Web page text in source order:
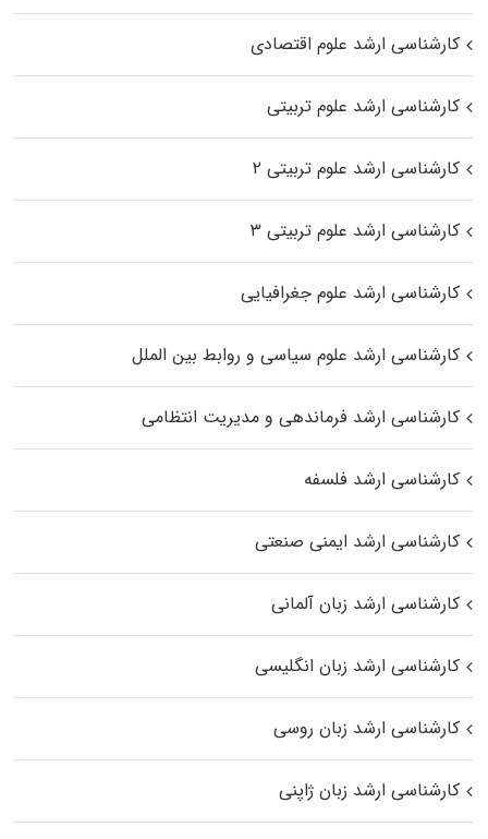
کارشناسی ارشد علوم اقتصادی
کارشناسی ارشد علوم تربیتی
کارشناسی ارشد علوم تربیتی ۲
کارشناسی ارشد علوم تربیتی ۳
کارشناسی ارشد علوم جغرافیایی
کارشناسی ارشد علوم سیاسی و روابط بین الملل
کارشناسی ارشد فرماندهی و مدیریت انتظامی
کارشناسی ارشد فلسفه
کارشناسی ارشد ایمنی صنعتی
کارشناسی ارشد زبان آلمانی
کارشناسی ارشد زبان انگلیسی
کارشناسی ارشد زبان روسی
کارشناسی ارشد زبان ژاپنی